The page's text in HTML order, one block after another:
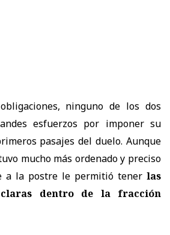
ninguno de los dos
esfuerzos por imponer su
pasajes del duelo. Aunque
mucho más ordenado y preciso
a la postre le permitió tener las
dentro de la fracción